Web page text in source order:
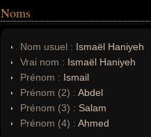
Noms
Nom usuel : Ismaël Haniyeh
Vrai nom : Ismaël Haniyeh
Prénom : Ismail
Prénom (2) : Abdel
Prénom (3) : Salam
Prénom (4) : Ahmed